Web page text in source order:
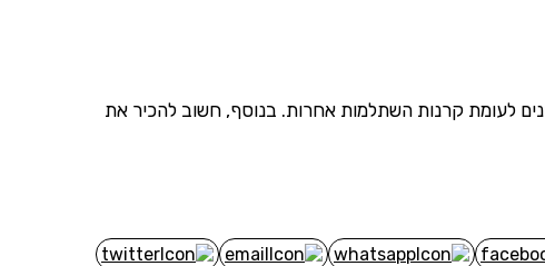
לעומת קרנות השתלמות אחרות. בנוסף, חשוב להכיר את